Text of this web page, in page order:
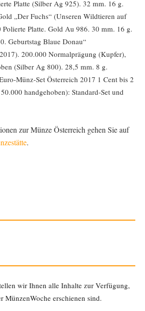
Platte (Silber Ag 925). 32 mm. 16 g.
„Der Fuchs“ (Unseren Wildtieren auf
Polierte Platte. Gold Au 986. 30 mm. 16 g.
Geburtstag Blaue Donau“
200.000 Normalprägung (Kupfer),
(Silber Ag 800). 28,5 mm. 8 g.
Münz-Set Österreich 2017 1 Cent bis 2
handgehoben): Standard-Set und
zur Münze Österreich gehen Sie auf
.
wir Ihnen alle Inhalte zur Verfügung,
MünzenWoche erschienen sind.